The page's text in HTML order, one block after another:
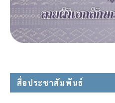
สื่อประชาสัมพันธ์